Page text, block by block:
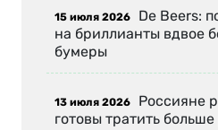
15 июля 2026 De Beers:
на бриллианты вдвое
бумеры
13 июля 2026 Россияне
готовы тратить